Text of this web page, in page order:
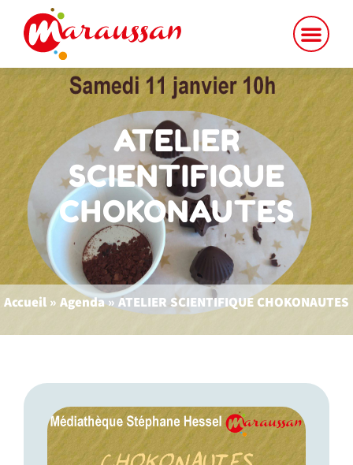
ATELIER
SCIENTIFIQUE
CHOKONAUTES
Accueil » Agenda»ATELIER SCIENTIFIQUE CHOKONAUTES